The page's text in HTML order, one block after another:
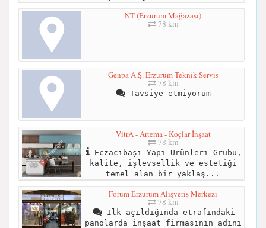
NT (Erzurum Mağazası)
78 km
Genpa A.Ş. Erzurum Teknik Servis
78 km
Tavsiye etmiyorum
VitrA - Artema - Koçlar İnşaat
78 km
Eczacıbaşı Yapı Ürünleri Grubu,
kalite, işlevsellik ve estetiği
temel alan bir yaklaş...
Forum Erzurum Alışveriş Merkezi
78 km
İlk açıldığında etrafındaki
panolarda inşaat firmasının adını